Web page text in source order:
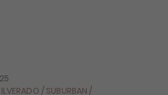
/ SUBURBAN /